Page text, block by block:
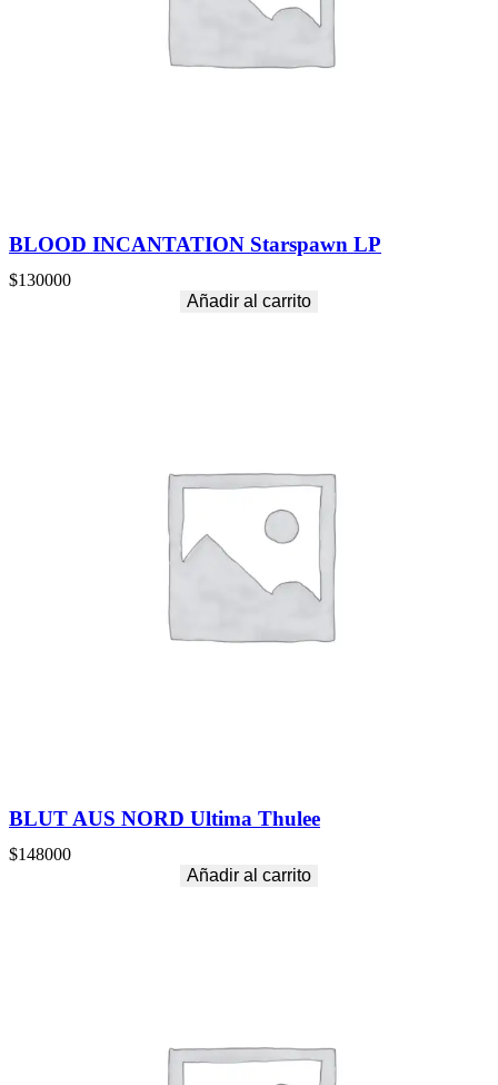
BLOOD INCANTATION Starspawn LP
$130000
Añadir al carrito
BLUT AUS NORD Ultima Thulee
$148000
Añadir al carrito